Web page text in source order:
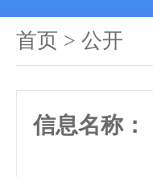
首页 > 公开
信息名称：